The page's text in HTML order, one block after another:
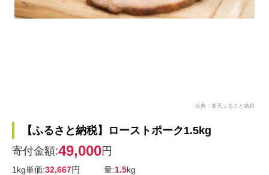
出典：楽天ふるさと納税
【ふるさと納税】ローストポーク1.5kg
寄付金額:49,000円
1kg単価:32,667円 量:1.5kg